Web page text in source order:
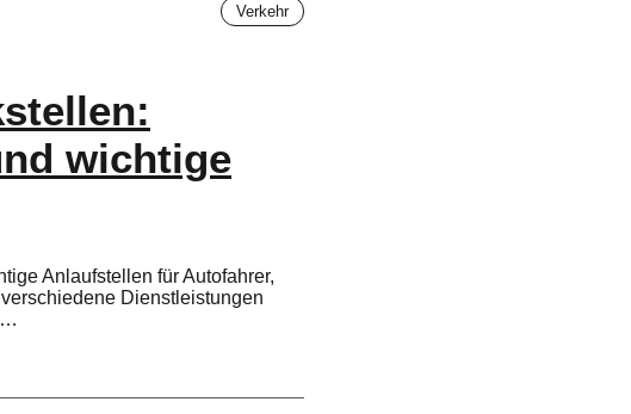
Verkehr
wichtige
Anlaufstellen für Autofahrer,
Dienstleistungen
…